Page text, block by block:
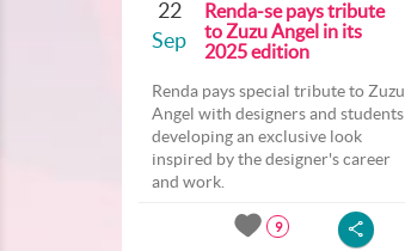
22
Sep
Renda-se pays tribute
to Zuzu Angel in its
2025 edition
Renda pays special tribute to Zuzu
Angel with designers and students
developing an exclusive look
inspired by the designer's career
and work.
9